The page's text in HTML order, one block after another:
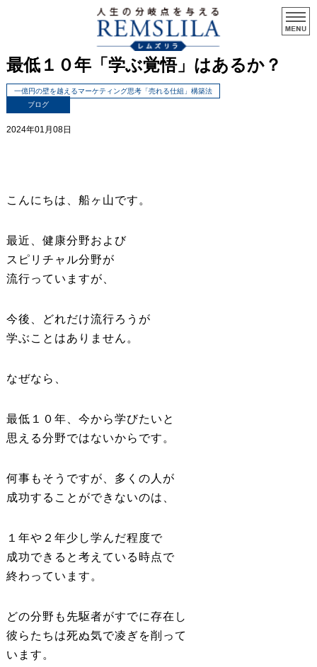
最低１０年「学ぶ覚悟」はあるか？
一億円の壁を越えるマーケティング思考「売れる仕組」構築法
ブログ
2024年01月08日
こんにちは、船ヶ山です。
最近、健康分野および
スピリチャル分野が
流行っていますが、
今後、どれだけ流行ろうが
学ぶことはありません。
なぜなら、
最低１０年、今から学びたいと
思える分野ではないからです。
何事もそうですが、多くの人が
成功することができないのは、
１年や２年少し学んだ程度で
成功できると考えている時点で
終わっています。
どの分野も先駆者がすでに存在し
彼らたちは死ぬ気で凌ぎを削って
います。